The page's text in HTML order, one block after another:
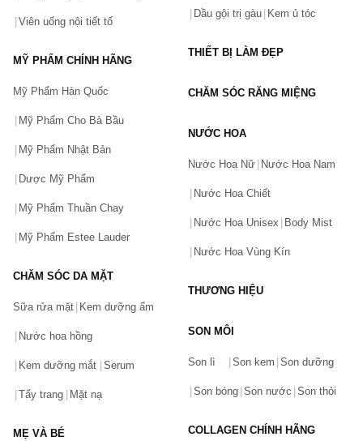
Bạn gặp vấn đề về sản phẩm hay mua hàng?
Hãy báo lỗi cho chúng tôi. Hoặc gọi cho chúng tôi qua số
Viên uống nội tiết tố
MỸ PHẨM CHÍNH HÃNG
Mỹ Phẩm Hàn Quốc
Mỹ Phẩm Cho Bà Bầu
Mỹ Phẩm Nhật Bản
Dược Mỹ Phẩm
Mỹ Phẩm Thuần Chay
Mỹ Phẩm Estee Lauder
CHĂM SÓC DA MẶT
Sữa rửa mặt Kem dưỡng ẩm
Nước hoa hồng
Kem dưỡng mắt Serum
Tẩy trang Mặt nạ
MẸ VÀ BÉ
Dầu gội trị gàu Kem ủ tóc
THIẾT BỊ LÀM ĐẸP
CHĂM SÓC RĂNG MIỆNG
NƯỚC HOA
Nước Hoa Nữ Nước Hoa Nam
Nước Hoa Chiết
Nước Hoa Unisex Body Mist
Nước Hoa Vùng Kín
THƯƠNG HIỆU
SON MÔI
Son lì Son kem Son dưỡng
Son bóng Son nước Son thỏi
COLLAGEN CHÍNH HÃNG